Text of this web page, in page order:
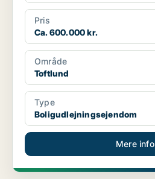
Pris
Ca. 600.000 kr.
Område
Toftlund
Type
Boligudlejningsejendom
Mere info